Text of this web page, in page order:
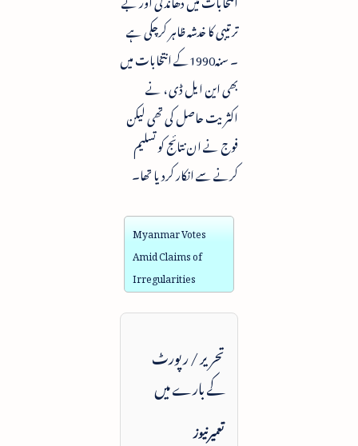
ترتیبی کا خدشہ ظاہر کرچکی ہے
۔ سنہ1990کے انتخابات میں
بھی این ایل ڈی ، نے
اکثریت حاصل کی تھی لیکن
فوج نے ان نتائج کو تسلیم
کرنے سے انکار کردیا تھا۔
Myanmar Votes
Amid Claims of
Irregularities
تحریر / رپورٹ
کے بارے میں
تعمیرنیوز